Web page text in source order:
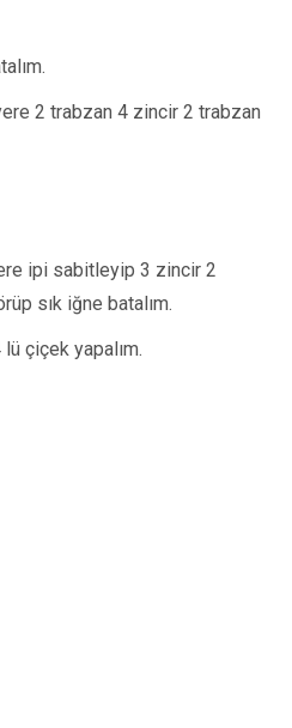
2 trabzan 4 zincir 2 trabzan
ipi sabitleyip 3 zincir 2
sık iğne batalım.
çiçek yapalım.